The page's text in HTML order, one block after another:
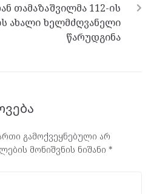
თამაზაშვილმა 112-ის
ახალი ხელმძღვანელი
წარუდგინა
გამოქვეყნებული არ
მონიშვნის ნიშანი *